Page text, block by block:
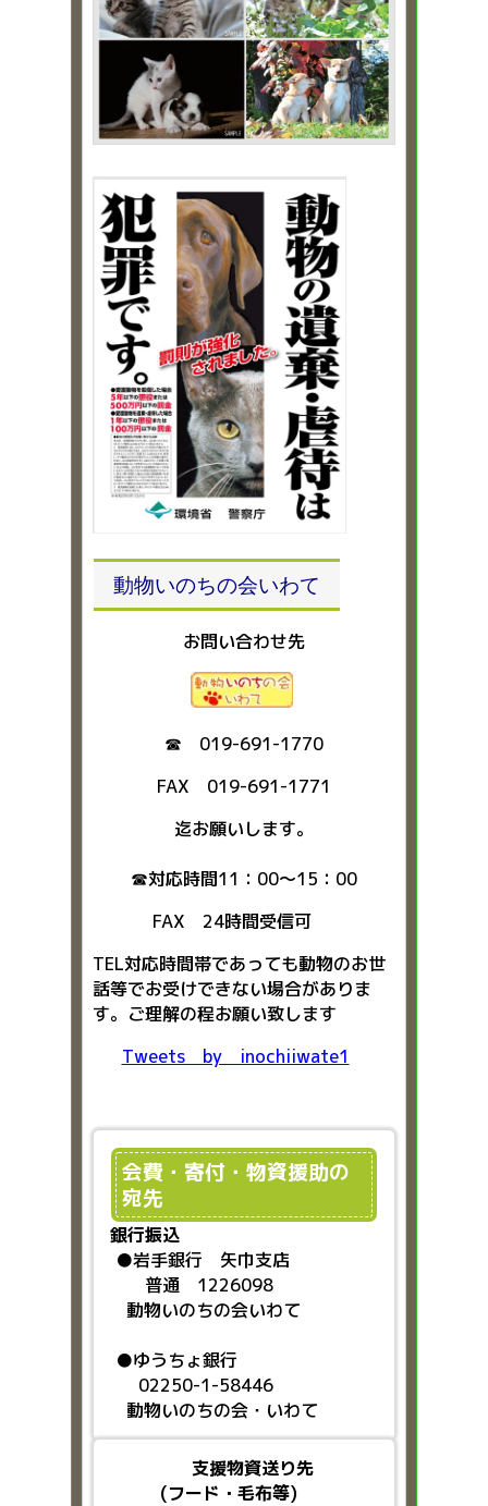
動物いのちの会いわて
お問い合わせ先
☎ 019-691-1770
FAX 019-691-1771
迄お願いします。
☎対応時間11：00～15：00
FAX 24時間受信可
TEL対応時間帯であっても動物のお世
話等でお受けできない場合がありま
す。ご理解の程お願い致します
Tweets by inochiiwate1
会費・寄付・物資援助の
宛先
銀行振込
●岩手銀行 矢巾支店
普通 1226098
動物いのちの会いわて
●ゆうちょ銀行
02250-1-58446
動物いのちの会・いわて
支援物資送り先
(フード・毛布等)